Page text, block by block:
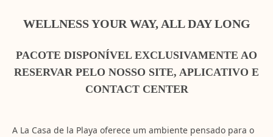
WELLNESS YOUR WAY, ALL DAY LONG
PACOTE DISPONÍVEL EXCLUSIVAMENTE AO
RESERVAR PELO NOSSO SITE, APLICATIVO E
CONTACT CENTER
A La Casa de la Playa oferece um ambiente pensado para o